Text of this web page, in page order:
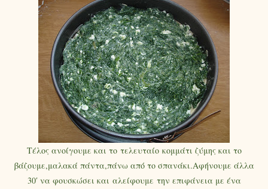
Τέλος ανοίγουμε και το τελευταίο κομμάτι ζύμης και το
βάζουμε,μαλακά πάντα,πάνω από το σπανάκι.Αφήνουμε άλλα
30′ να φουσκώσει και αλείφουμε την επιφάνεια με ένα